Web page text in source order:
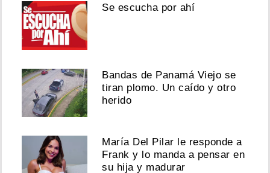
Se escucha por ahí
Bandas de Panamá Viejo se
tiran plomo. Un caído y otro
herido
María Del Pilar le responde a
Frank y lo manda a pensar en
su hija y madurar